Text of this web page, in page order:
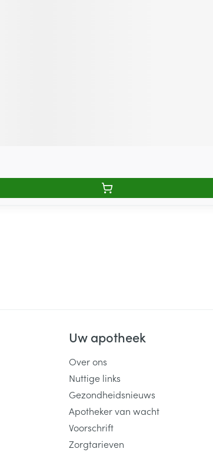
Uw apotheek
Over ons
Nuttige links
Gezondheidsnieuws
Apotheker van wacht
Voorschrift
Zorgtarieven